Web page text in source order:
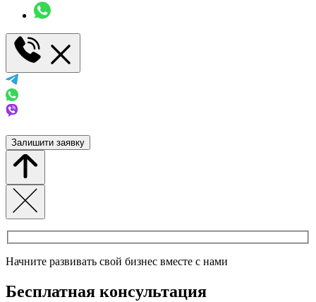
Залишити заявку
Начните развивать свой бизнес вместе с нами
Бесплатная консультация